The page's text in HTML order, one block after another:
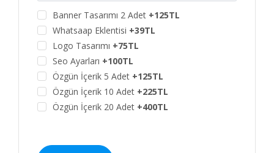
Banner Tasarımı 2 Adet +125TL
Whatsaap Eklentisi +39TL
Logo Tasarımı +75TL
Seo Ayarları +100TL
Özgün İçerik 5 Adet +125TL
Özgün İçerik 10 Adet +225TL
Özgün İçerik 20 Adet +400TL